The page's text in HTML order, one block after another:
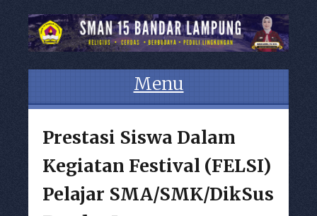
Menu
Prestasi Siswa Dalam
Kegiatan Festival (FELSI)
Pelajar SMA/SMK/DikSus